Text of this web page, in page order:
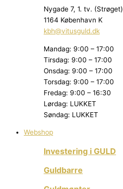
Nygade 7, 1. tv. (Strøget)
1164 København K
kbh@vitusguld.dk
Mandag: 9:00 – 17:00
Tirsdag: 9:00 – 17:00
Onsdag: 9:00 – 17:00
Torsdag: 9:00 – 17:00
Fredag: 9:00 – 16:30
Lørdag: LUKKET
Søndag: LUKKET
Webshop
Investering i GULD
Guldbarre